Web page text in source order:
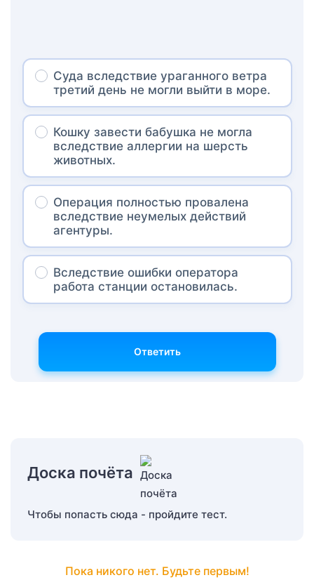
Суда вследствие ураганного ветра
третий день не могли выйти в море.
Кошку завести бабушка не могла
вследствие аллергии на шерсть
животных.
Операция полностью провалена
вследствие неумелых действий
агентуры.
Вследствие ошибки оператора
работа станции остановилась.
Ответить
Доска почёта
Чтобы попасть сюда - пройдите тест.
Пока никого нет. Будьте первым!